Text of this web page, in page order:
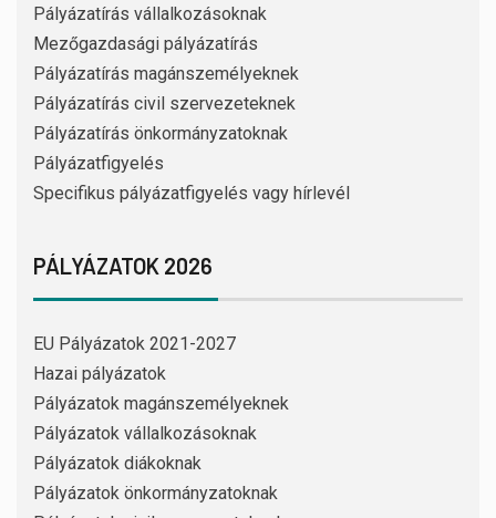
Pályázatírás vállalkozásoknak
Mezőgazdasági pályázatírás
Pályázatírás magánszemélyeknek
Pályázatírás civil szervezeteknek
Pályázatírás önkormányzatoknak
Pályázatfigyelés
Specifikus pályázatfigyelés vagy hírlevél
PÁLYÁZATOK 2026
EU Pályázatok 2021-2027
Hazai pályázatok
Pályázatok magánszemélyeknek
Pályázatok vállalkozásoknak
Pályázatok diákoknak
Pályázatok önkormányzatoknak